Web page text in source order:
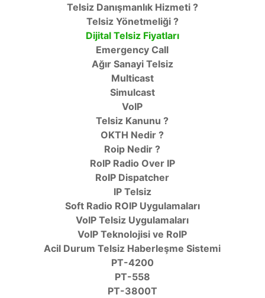
Telsiz Danışmanlık Hizmeti ?
Telsiz Yönetmeliği ?
Dijital Telsiz Fiyatları
Emergency Call
Ağır Sanayi Telsiz
Multicast
Simulcast
VoIP
Telsiz Kanunu ?
OKTH Nedir ?
Roip Nedir ?
RoIP Radio Over IP
RoIP Dispatcher
IP Telsiz
Soft Radio ROIP Uygulamaları
VoIP Telsiz Uygulamaları
VoIP Teknolojisi ve RoIP
Acil Durum Telsiz Haberleşme Sistemi
PT-4200
PT-558
PT-3800T